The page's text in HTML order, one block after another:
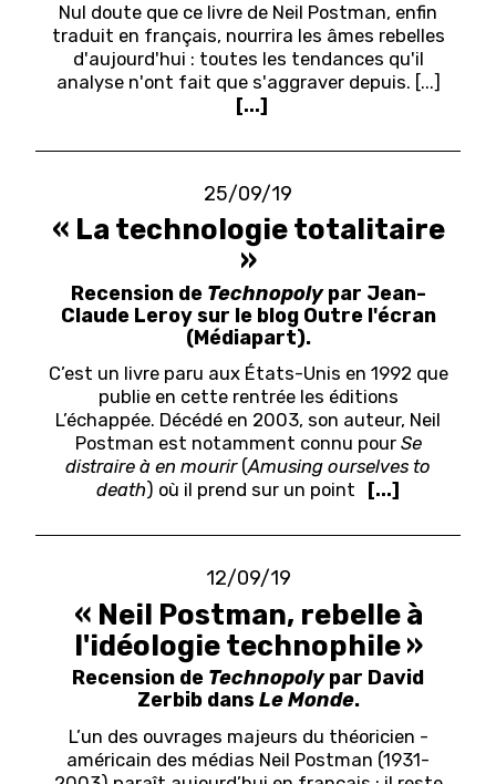
Nul doute que ce livre de Neil Postman, enfin
traduit en français, nourrira les âmes rebelles
d'aujourd'hui : toutes les tendances qu'il
analyse n'ont fait que s'aggraver depuis. [...]
[...]
25/09/19
« La technologie totalitaire
»
Recension de Technopolypar Jean-
Claude Leroy sur le blog Outre l'écran
(Médiapart).
C’est un livre paru aux États-Unis en 1992 que
publie en cette rentrée les éditions
L’échappée. Décédé en 2003, son auteur, Neil
Postman est notamment connu pour Se
distraire à en mourir(Amusing ourselves to
death) où il prend sur un point [...]
12/09/19
« Neil Postman, rebelle à
l'idéologie technophile »
Recension de Technopolypar David
Zerbib dans Le Monde.
L’un des ouvrages majeurs du théoricien ­
américain des médias Neil ­Postman (1931-